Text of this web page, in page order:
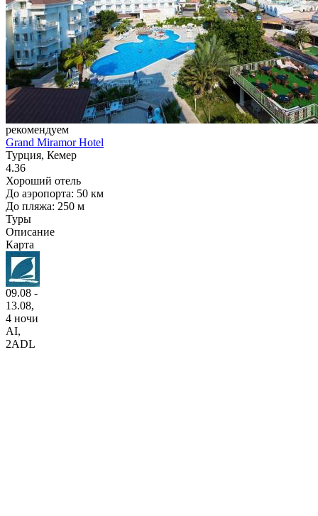
рекомендуем
Grand Miramor Hotel
Турция, Кемер
4.36
Хороший отель
До аэропорта: 50 км
До пляжа: 250 м
Туры
Описание
Карта
09.08 -
13.08,
4 ночи
AI,
2ADL